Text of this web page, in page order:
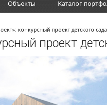
Объекты Каталог
конкурсный проект детского
проект